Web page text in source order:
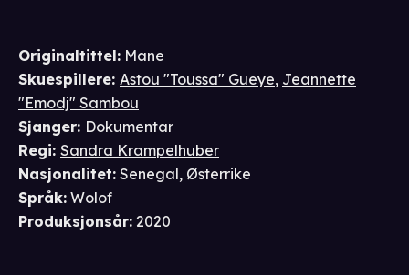
Originaltittel: Mane
Skuespillere: Astou "Toussa" Gueye, Jeannette
"Emodj" Sambou
Sjanger: Dokumentar
Regi: Sandra Krampelhuber
Nasjonalitet: Senegal, Østerrike
Språk: Wolof
Produksjonsår: 2020